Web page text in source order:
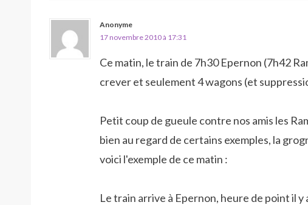
Anonyme
17 novembre 2010 à 17:31
Ce matin, le train de 7h30 Epernon (7h42
crever et seulement 4 wagons (et
Petit coup de gueule contre nos amis les
bien au regard de certains exemples, la
voici l'exemple de ce matin :
Le train arrive à Epernon, heure de point il